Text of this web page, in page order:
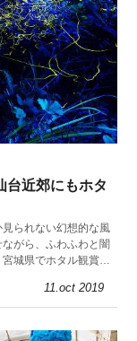
台近郊にもホタ
られない幻想的な風
がら、ふわふわと闇
城県でホタル観賞を
11.oct 2019